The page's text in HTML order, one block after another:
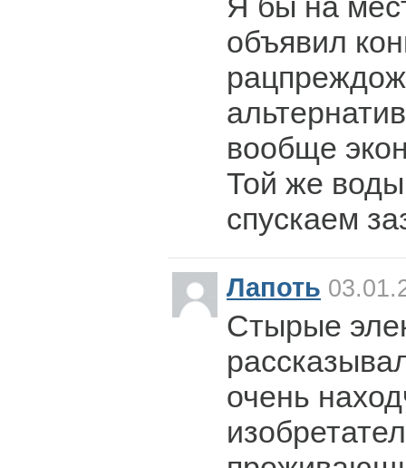
объявил
вообще
Той же воды
спускаем
Лапоть
Стырые
очень